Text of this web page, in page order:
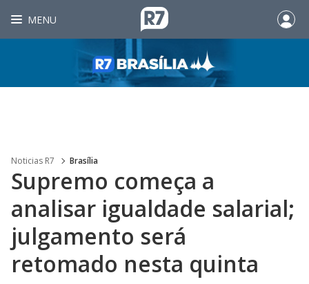
MENU
Noticias R7 Brasília
Supremo começa a
analisar igualdade salarial;
julgamento será
retomado nesta quinta